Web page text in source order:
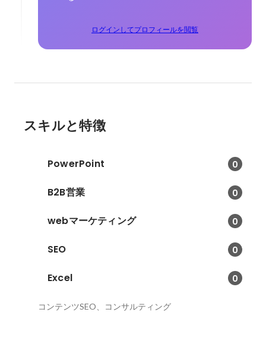
ログインしてプロフィールを閲覧
スキルと特徴
PowerPoint 0
B2B営業 0
webマーケティング 0
SEO 0
Excel 0
コンテンツSEO、コンサルティング